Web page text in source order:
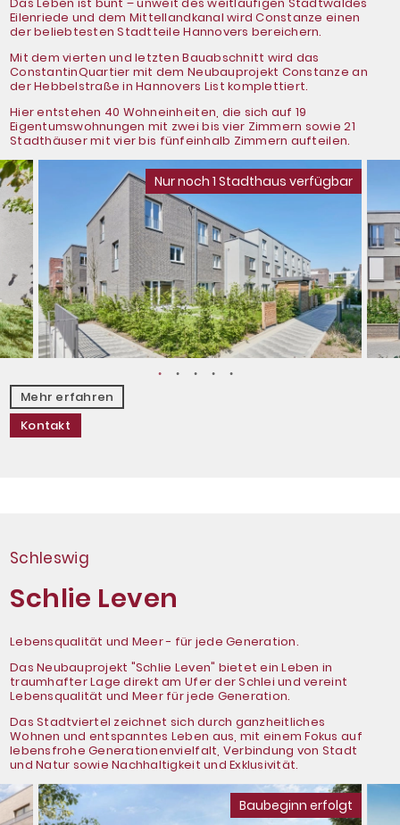
Eilenriede und dem Mittellandkanal wird Constanze einen
der beliebtesten Stadtteile Hannovers bereichern.
Mit dem vierten und letzten Bauabschnitt wird das
ConstantinQuartier mit dem Neubauprojekt Constanze an
der Hebbelstraße in Hannovers List komplettiert.
Hier entstehen 40 Wohneinheiten, die sich auf 19
Eigentumswohnungen mit zwei bis vier Zimmern sowie 21
Stadthäuser mit vier bis fünfeinhalb Zimmern aufteilen.
Nur noch 1 Stadthaus verfügbar
Mehr erfahren
Kontakt
Schleswig
Schlie Leven
Lebensqualität und Meer - für jede Generation.
Das Neubauprojekt "Schlie Leven" bietet ein Leben in
traumhafter Lage direkt am Ufer der Schlei und vereint
Lebensqualität und Meer für jede Generation.
Das Stadtviertel zeichnet sich durch ganzheitliches
Wohnen und entspanntes Leben aus, mit einem Fokus auf
lebensfrohe Generationenvielfalt, Verbindung von Stadt
und Natur sowie Nachhaltigkeit und Exklusivität.
Baubeginn erfolgt
SIE SIND EIGENTÜMER EINER
IMMOBILIE?
Wir liefern eine fundierte, unverbindliche
und kostenlose Einschätzung des
aktuellen Marktwerts.